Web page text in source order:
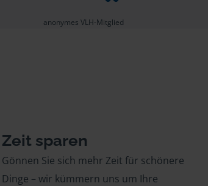
anonymes VLH-Mitglied
Zeit sparen
Gönnen Sie sich mehr Zeit für schönere
Dinge – wir kümmern uns um Ihre